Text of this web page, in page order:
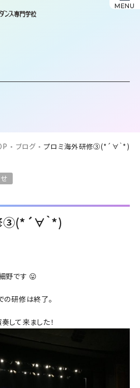
MENU
- ブログ - プロミ海外研修③(*´∀｀*)
③(*´∀｀*)
野です 😛
の研修は終了。
して来ました！